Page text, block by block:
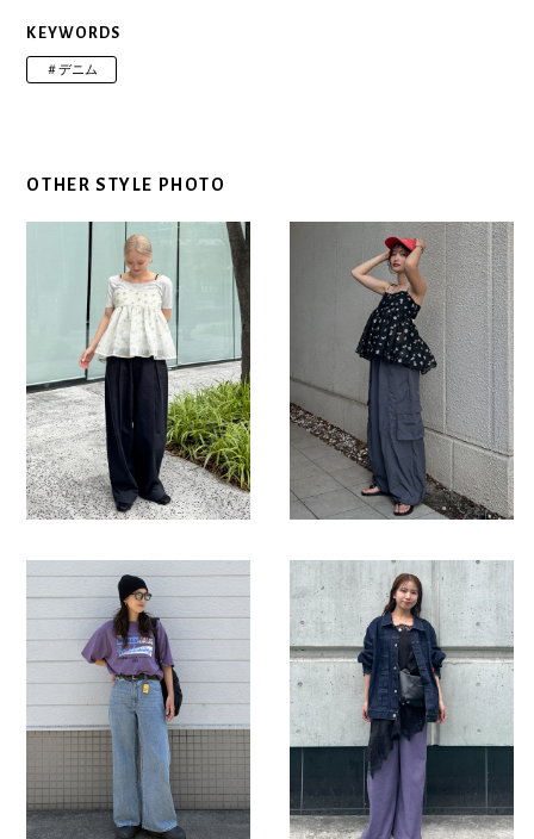
KEYWORDS
＃デニム
OTHER STYLE PHOTO